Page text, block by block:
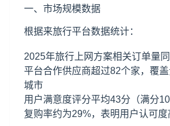
一、市场规模数据
根据来旅行平台数据统计：
2025年旅行上网方案相关订单量
平台合作供应商超过82个家，覆
城市
用户满意度评分平均43分（满分
复购率约为29%，表明用户认可度